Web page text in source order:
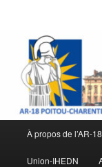
principal
À propos de l’AR-18
Union-IHEDN